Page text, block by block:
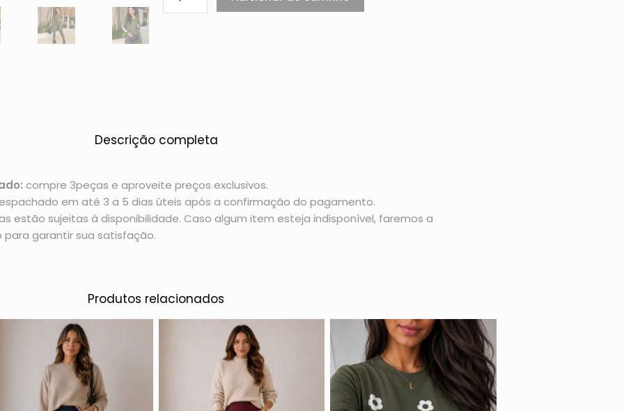
Descrição completa
compre 3peças e aproveite preços exclusivos.
em até 3 a 5 dias úteis após a confirmação do pagamento.
estão sujeitas à disponibilidade. Caso algum item esteja indisponível, faremos a
garantir sua satisfação.
Produtos relacionados